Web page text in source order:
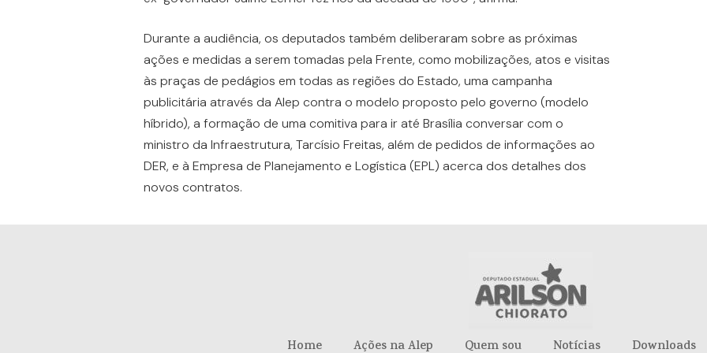
Durante a audiência, os deputados também deliberaram sobre as próximas
ações e medidas a serem tomadas pela Frente, como mobilizações, atos e visitas
às praças de pedágios em todas as regiões do Estado, uma campanha
publicitária através da Alep contra o modelo proposto pelo governo (modelo
híbrido), a formação de uma comitiva para ir até Brasília conversar com o
ministro da Infraestrutura, Tarcísio Freitas, além de pedidos de informações ao
DER, e à Empresa de Planejamento e Logística (EPL) acerca dos detalhes dos
novos contratos.
Home Ações na Alep Quem sou Notícias Downloads